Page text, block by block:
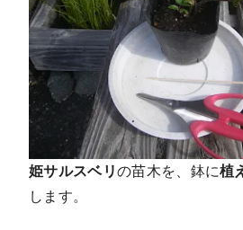
姫サルスベリの苗木を、鉢に植
します。